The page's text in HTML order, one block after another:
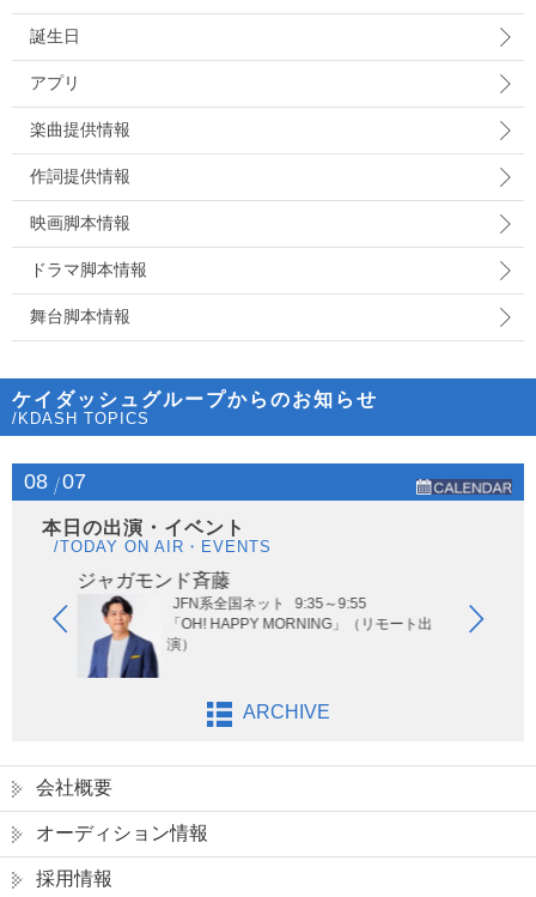
誕生日
アプリ
楽曲提供情報
作詞提供情報
映画脚本情報
ドラマ脚本情報
舞台脚本情報
ケイダッシュグループからのお知らせ
/KDASH TOPICS
08 07
本日の出演・イベント
/TODAY ON AIR・EVENTS
ジャガモンド斉藤
JFN系全国ネット
9:35～9:55
「OH! HAPPY MORNING」（リモート出
演）
ARCHIVE
会社概要
オーディション情報
採用情報